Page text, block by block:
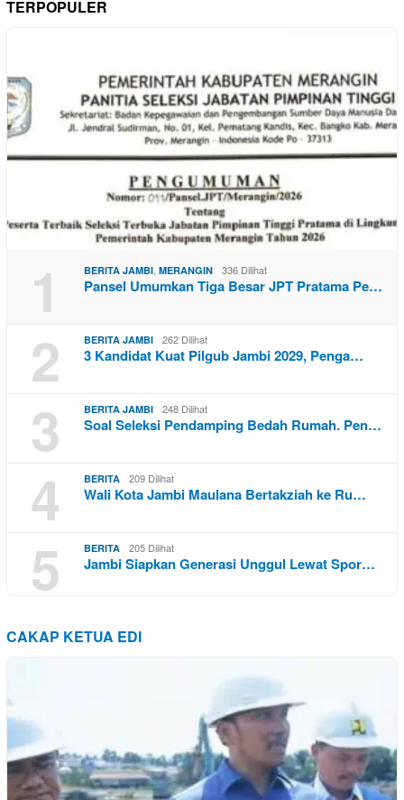
TERPOPULER
1 BERITA JAMBI, MERANGIN 336 Dilihat
Pansel Umumkan Tiga Besar JPT Pratama Pe…
2 BERITA JAMBI 262 Dilihat
3 Kandidat Kuat Pilgub Jambi 2029, Penga…
3 BERITA JAMBI 248 Dilihat
Soal Seleksi Pendamping Bedah Rumah. Pen…
4 BERITA 209 Dilihat
Wali Kota Jambi Maulana Bertakziah ke Ru…
5 BERITA 205 Dilihat
Jambi Siapkan Generasi Unggul Lewat Spor…
CAKAP KETUA EDI